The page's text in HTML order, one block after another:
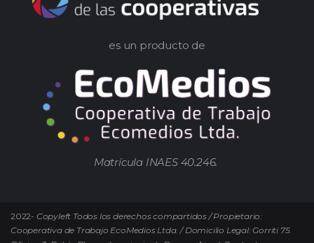
es un producto de
Matrícula INAES 40.246.
2022- Copyleft Todos los derechos compartidos / Propietario:
Cooperativa de Trabajo EcoMedios Ltda. / Domicilio Legal: Gorriti 75.